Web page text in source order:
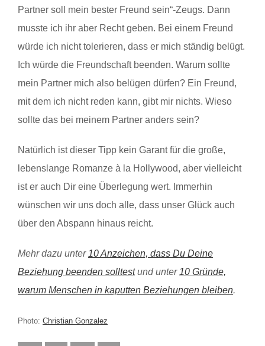
Partner soll mein bester Freund sein“-Zeugs. Dann
musste ich ihr aber Recht geben. Bei einem Freund
würde ich nicht tolerieren, dass er mich ständig belügt.
Ich würde die Freundschaft beenden. Warum sollte
mein Partner mich also belügen dürfen? Ein Freund,
mit dem ich nicht reden kann, gibt mir nichts. Wieso
sollte das bei meinem Partner anders sein?
Natürlich ist dieser Tipp kein Garant für die große,
lebenslange Romanze à la Hollywood, aber vielleicht
ist er auch Dir eine Überlegung wert. Immerhin
wünschen wir uns doch alle, dass unser Glück auch
über den Abspann hinaus reicht.
Mehr dazu unter 10 Anzeichen, dass Du Deine
Beziehung beenden solltestund unter 10 Gründe,
warum Menschen in kaputten Beziehungen bleiben.
Photo: Christian Gonzalez